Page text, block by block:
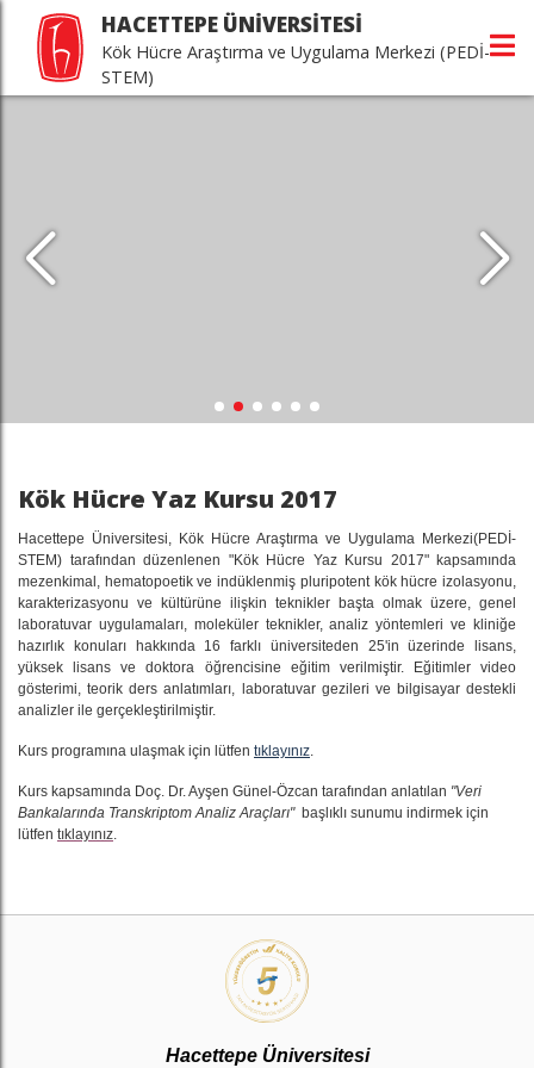
HACETTEPE ÜNİVERSİTESİ
Kök Hücre Araştırma ve Uygulama Merkezi (PEDİ-
STEM)
Kök Hücre Yaz Kursu 2017
Hacettepe Üniversitesi, Kök Hücre Araştırma ve Uygulama Merkezi(PEDİ-
STEM) tarafından düzenlenen "Kök Hücre Yaz Kursu 2017" kapsamında
mezenkimal, hematopoetik ve indüklenmiş pluripotent kök hücre izolasyonu,
karakterizasyonu ve kültürüne ilişkin teknikler başta olmak üzere, genel
laboratuvar uygulamaları, moleküler teknikler, analiz yöntemleri ve kliniğe
hazırlık konuları hakkında 16 farklı üniversiteden 25'in üzerinde lisans,
yüksek lisans ve doktora öğrencisine eğitim verilmiştir. Eğitimler video
gösterimi, teorik ders anlatımları, laboratuvar gezileri ve bilgisayar destekli
analizler ile gerçekleştirilmiştir.
Kurs programına ulaşmak için lütfen tıklayınız.
Kurs kapsamında Doç. Dr. Ayşen Günel-Özcan tarafından anlatılan "Veri
Bankalarında Transkriptom Analiz Araçları" başlıklı sunumu indirmek için
lütfen tıklayınız.
Hacettepe Üniversitesi